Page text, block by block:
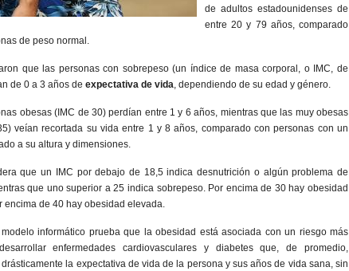
de adultos estadounidenses de
entre 20 y 79 años, comparado
de peso normal.
que las personas con sobrepeso (un índice de masa corporal, o IMC, de
de 0 a 3 años de expectativa de vida, dependiendo de su edad y género.
obesas (IMC de 30) perdían entre 1 y 6 años, mientras que las muy obesas
veían recortada su vida entre 1 y 8 años, comparado con personas con un
a su altura y dimensiones.
que un IMC por debajo de 18,5 indica desnutrición o algún problema de
que uno superior a 25 indica sobrepeso. Por encima de 30 hay obesidad
encima de 40 hay obesidad elevada.
informático prueba que la obesidad está asociada con un riesgo más
enfermedades cardiovasculares y diabetes que, de promedio,
la expectativa de vida de la persona y sus años de vida sana, sin